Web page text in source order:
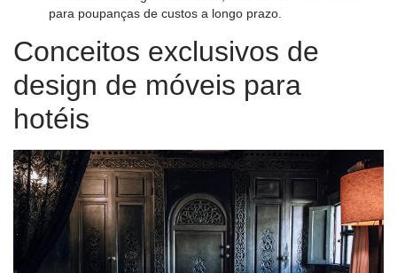
para poupanças de custos a longo prazo.
Conceitos exclusivos de
design de móveis para
hotéis